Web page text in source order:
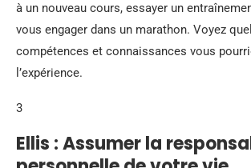
à un nouveau cours, essayer un
vous engager dans un marathon. Voyez
compétences et connaissances vous
l’expérience.
3
Ellis : Assumer la